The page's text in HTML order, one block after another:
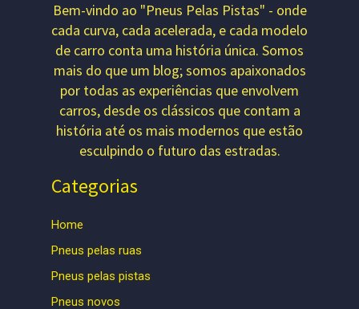
Bem-vindo ao "Pneus Pelas Pistas" - onde
cada curva, cada acelerada, e cada modelo
de carro conta uma história única. Somos
mais do que um blog; somos apaixonados
por todas as experiências que envolvem
carros, desde os clássicos que contam a
história até os mais modernos que estão
esculpindo o futuro das estradas.
Categorias
Home
Pneus pelas ruas
Pneus pelas pistas
Pneus novos